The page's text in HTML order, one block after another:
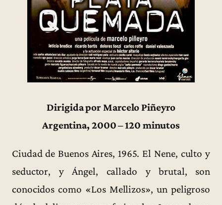
Dirigida por Marcelo Piñeyro
Argentina, 2000 – 120 minutos
Ciudad de Buenos Aires, 1965. El Nene, culto y
seductor, y Ángel, callado y brutal, son
conocidos como «Los Mellizos», un peligroso